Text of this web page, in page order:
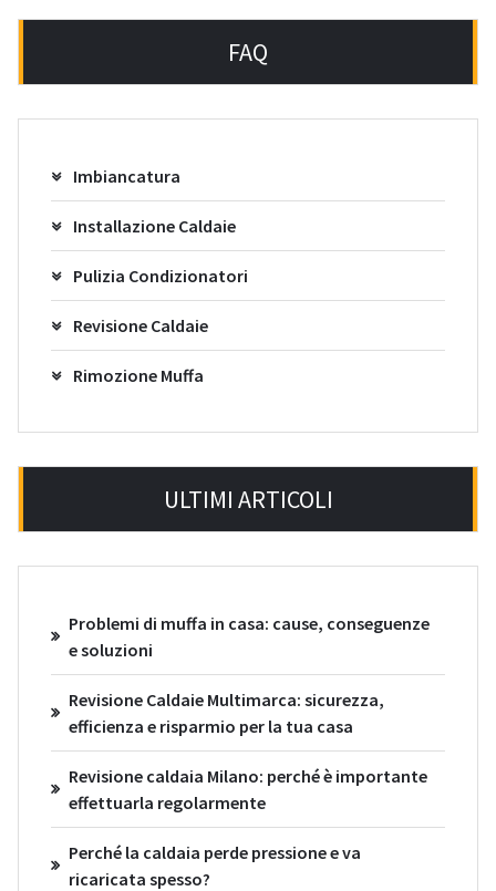
FAQ
Imbiancatura
Installazione Caldaie
Pulizia Condizionatori
Revisione Caldaie
Rimozione Muffa
ULTIMI ARTICOLI
Problemi di muffa in casa: cause, conseguenze
e soluzioni
Revisione Caldaie Multimarca: sicurezza,
efficienza e risparmio per la tua casa
Revisione caldaia Milano: perché è importante
effettuarla regolarmente
Perché la caldaia perde pressione e va
ricaricata spesso?